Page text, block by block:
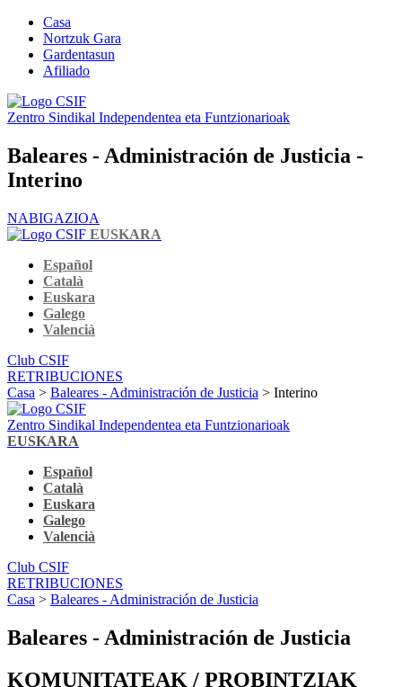
Casa
Nortzuk Gara
Gardentasun
Afiliado
Zentro Sindikal Independentea eta Funtzionarioak
Baleares - Administración de Justicia -
Interino
NABIGAZIOA
EUSKARA
Español
Català
Euskara
Galego
Valencià
Club CSIF
RETRIBUCIONES
Casa > Baleares - Administración de Justicia > Interino
Zentro Sindikal Independentea eta Funtzionarioak
EUSKARA
Español
Català
Euskara
Galego
Valencià
Club CSIF
RETRIBUCIONES
Casa > Baleares - Administración de Justicia
Baleares - Administración de Justicia
KOMUNITATEAK / PROBINTZIAK